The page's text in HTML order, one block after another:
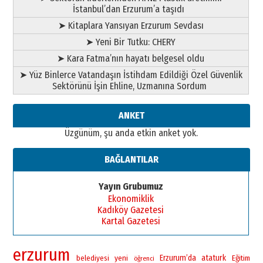
İstanbul’dan Erzurum’a taşıdı
➤ Kitaplara Yansıyan Erzurum Sevdası
➤ Yeni Bir Tutku: CHERY
➤ Kara Fatma’nın hayatı belgesel oldu
➤ Yüz Binlerce Vatandaşın İstihdam Edildiği Özel Güvenlik
Sektörünü İşin Ehline, Uzmanına Sordum
ANKET
Üzgünüm, şu anda etkin anket yok.
BAĞLANTILAR
Yayın Grubumuz
Ekonomiklik
Kadıköy Gazetesi
Kartal Gazetesi
erzurum belediyesi yeni öğrenci Erzurum’da ataturk Eğitim